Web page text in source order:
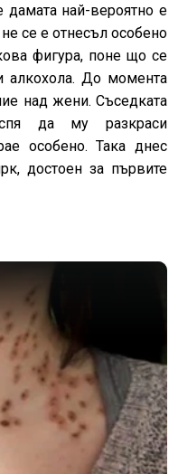
дамата най-вероятно е
се е отнесъл особено
фигура, поне що се
алкохола. До момента
над жени. Съседката
да му разкраси
особено. Така днес
достоен за първите